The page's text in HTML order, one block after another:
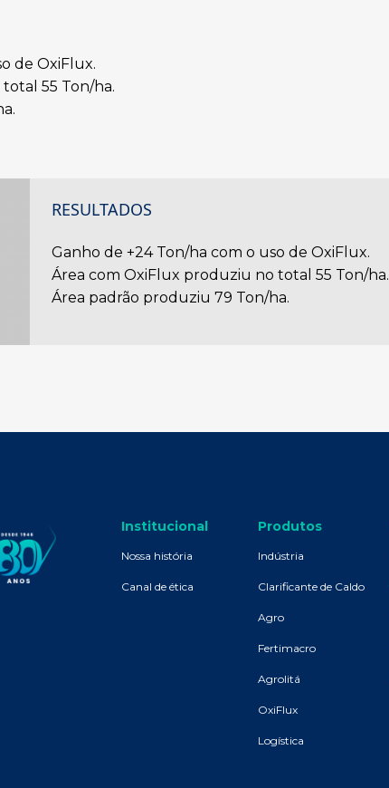
de OxiFlux.
55 Ton/ha.
RESULTADOS
Ganho de +24 Ton/ha com o uso de OxiFlux.
Área com OxiFlux produziu no total 55 Ton/ha.
Área padrão produziu 79 Ton/ha.
Institucional
Nossa história
Canal de ética
Produtos
Indústria
Clarificante de Caldo
Agro
Fertimacro
Agrolitá
OxiFlux
Logística